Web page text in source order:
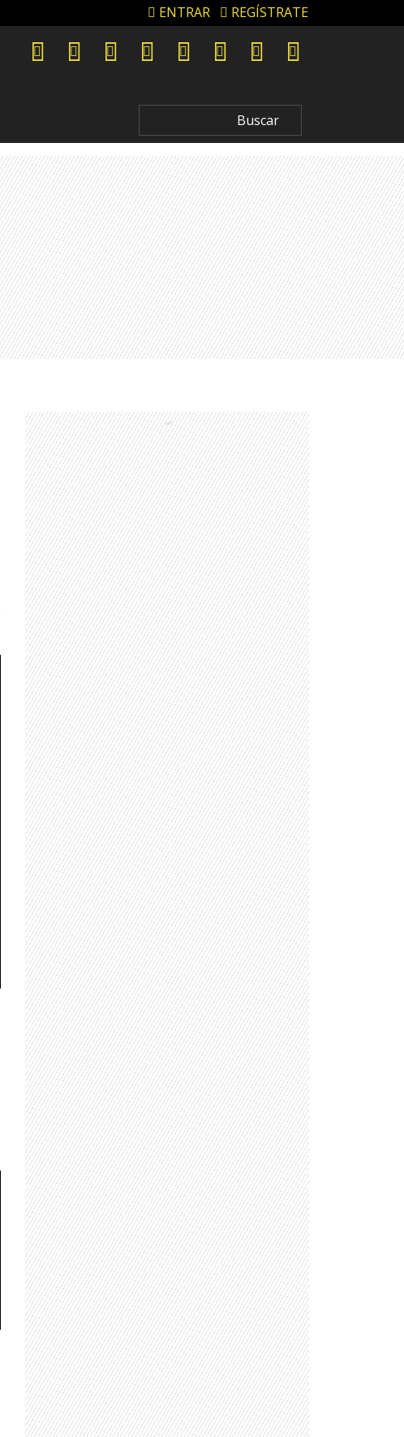
ENTRAR REGÍSTRATE